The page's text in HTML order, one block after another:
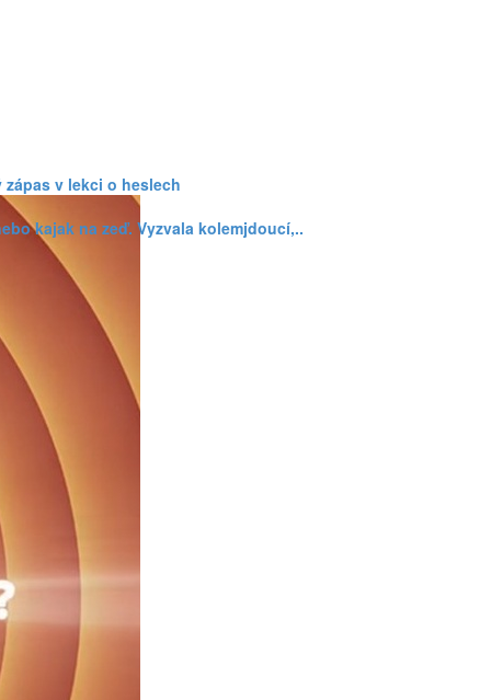
v lekci o heslech
kajak na zeď. Vyzvala kolemjdoucí,..